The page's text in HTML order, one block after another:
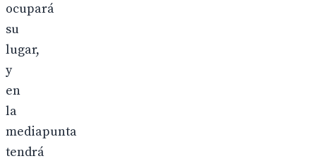
ocupará
su
lugar,
y
en
la
mediapunta
tendrá